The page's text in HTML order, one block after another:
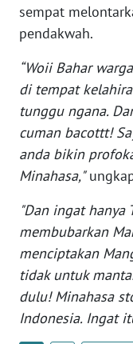
sempat
pendakwah.
“Woii Bahar
di tempat
tunggu ngana.
cuman bacottt!
anda bikin
Minahasa,"
"Dan ingat hanya
membubarkan
menciptakan
tidak untuk
dulu! Minahasa
Indonesia. Ingat
KEPRI
PAPUA
WN
PAPUA
WN
RIAU
WN
SERAMBI